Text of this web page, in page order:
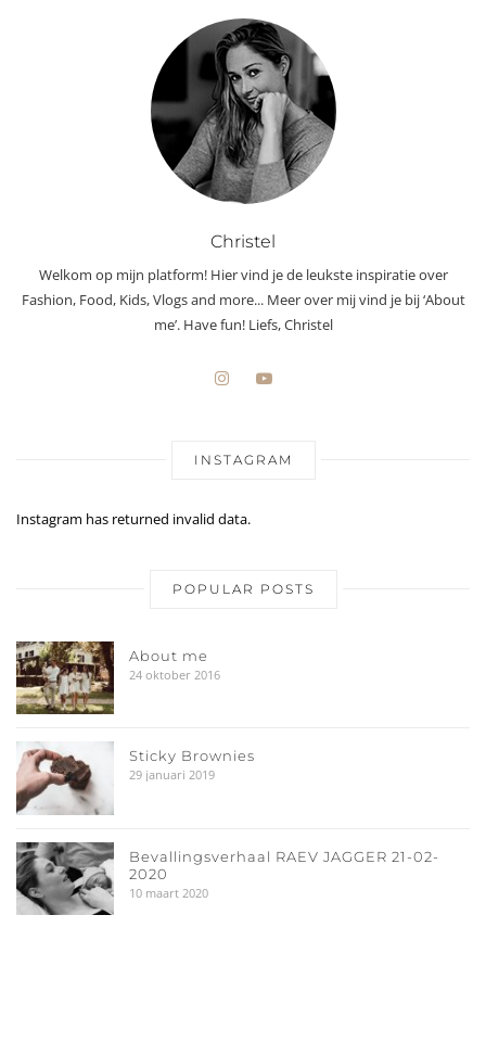
Christel
Welkom op mijn platform! Hier vind je de leukste inspiratie over
Fashion, Food, Kids, Vlogs and more... Meer over mij vind je bij ‘About
me’. Have fun! Liefs, Christel
INSTAGRAM
Instagram has returned invalid data.
POPULAR POSTS
About me
24 oktober 2016
Sticky Brownies
29 januari 2019
Bevallingsverhaal RAEV JAGGER 21-02-
2020
10 maart 2020